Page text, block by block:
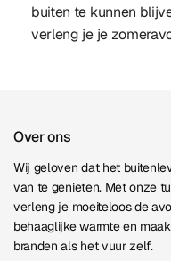
buiten te kunnen
verleng je je
Over ons
Wij geloven dat het
van te genieten. Met onze
verleng je moeiteloos de
behaaglijke warmte en
branden als het vuur zelf.